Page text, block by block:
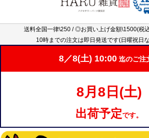
送料全国一律\250 / ◎お買い上げ金額\1500(税
10時までの注文は即日発送です(日曜祝日